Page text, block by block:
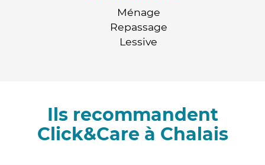
Ménage
Repassage
Lessive
Ils recommandent
Click&Care à Chalais